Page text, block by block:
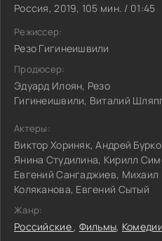
Россия, 2019, 105 мин. / 01:45
Режиссер:
Резо Гигинеишвили
Продюсер:
Эдуард Илоян, Резо
Гигинеишвили, Виталий
Актеры:
Виктор Хориняк, Андрей
Янина Студилина, Кирилл
Евгений Сангаджиев,
Коляканова, Евгений Сытый
Жанр:
Российские , Фильмы, Комедии